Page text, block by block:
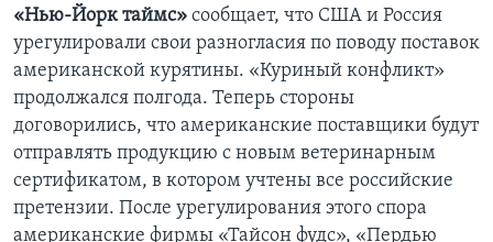
«Нью-Йорк таймс» сообщает, что США и Россия
урегулировали свои разногласия по поводу поставок
американской курятины. «Куриный конфликт»
продолжался полгода. Теперь стороны
договорились, что американские поставщики будут
отправлять продукцию с новым ветеринарным
сертификатом, в котором учтены все российские
претензии. После урегулирования этого спора
американские фирмы «Тайсон фудс», «Пердью